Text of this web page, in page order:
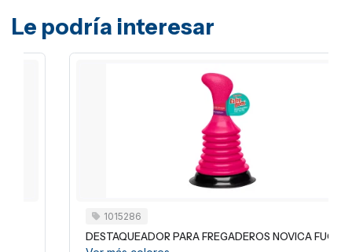
Le podría interesar
1015286
DESTAQUEADOR PARA FREGADEROS NOVICA FUCSIA